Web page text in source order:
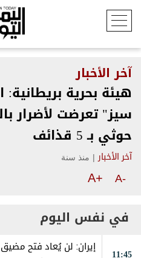
آخر الأخبار
هيئة بحرية
سيز" تعرضت لأضرار
حوثي بـ 5 قذائف
آخر الأخبار | منذ سنة
A-
A+
في نفس اليوم
11:45
إيران: لن يُعاد فتح